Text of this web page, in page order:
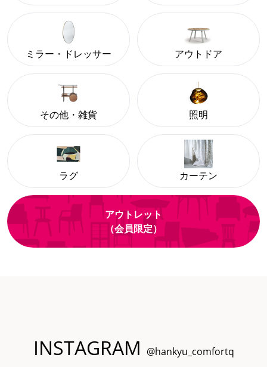
ミラー・ドレッサー アウトドア
その他・雑貨 照明
ラグ カーテン
アウトレット
（会員限定）
INSTAGRAM @hankyu_comfortq